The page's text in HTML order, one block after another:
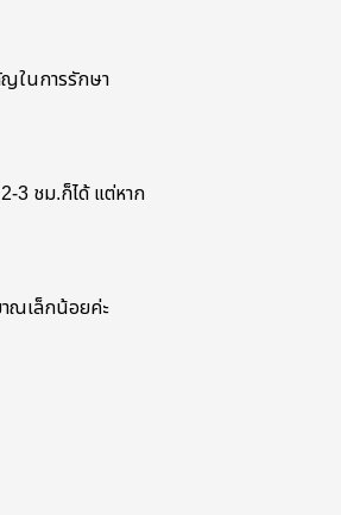
ญในการรักษา
3 ชม.ก็ได้ แต่หาก
ณเล็กน้อยค่ะ